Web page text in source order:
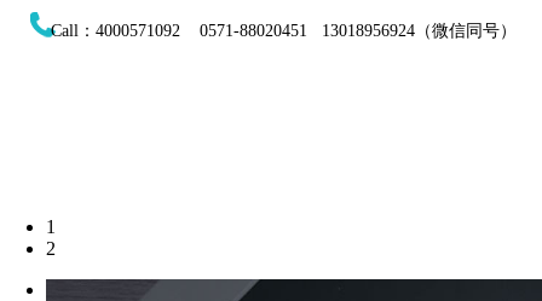
Call：4000571092 0571-88020451 13018956924（微信同号）
1
2